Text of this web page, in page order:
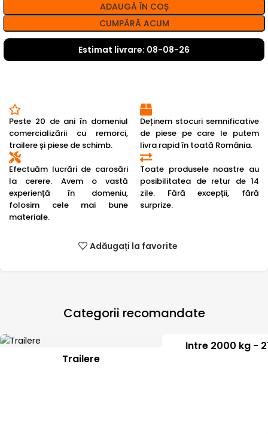
ADAUGĂ ÎN COȘ
CUMPĂRĂ ACUM
Estimat livrare: 08-08-26
Peste 20 de ani în domeniul
comercializării cu remorci,
trailere și piese de schimb.
Efectuăm lucrări de carosări
la cerere. Avem o vastă
experiență în domeniu,
folosim cele mai bune
materiale.
Deținem stocuri semnificative
de piese pe care le putem
livra rapid în toată România.
Toate produsele noastre au
posibilitatea de retur de 14
zile. Fără excepții, fără
surprize.
Adăugați la favorite
Categorii recomandate
Trailere
Intre 2000 kg -